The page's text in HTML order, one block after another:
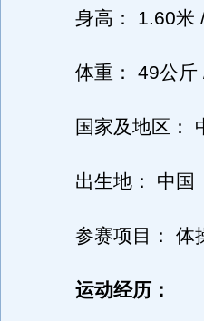
身高： 1.60米 /
体重： 49公斤
国家及地区：
出生地： 中国
参赛项目： 体
运动经历：